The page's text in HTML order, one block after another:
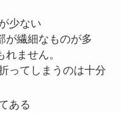
少ない
繊細なものが多
ません。
ってしまうのは十分
ある